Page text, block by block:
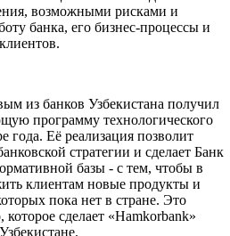
возможными рисками и
банка, его бизнес-процессы и
из банков Узбекистана получил
программу технологического
года. Её реализация позволит
стратегии и сделает Банк
базы - с тем, чтобы в
клиентам новые продукты и
пока нет в стране. Это
сделает «Hamkorbank»